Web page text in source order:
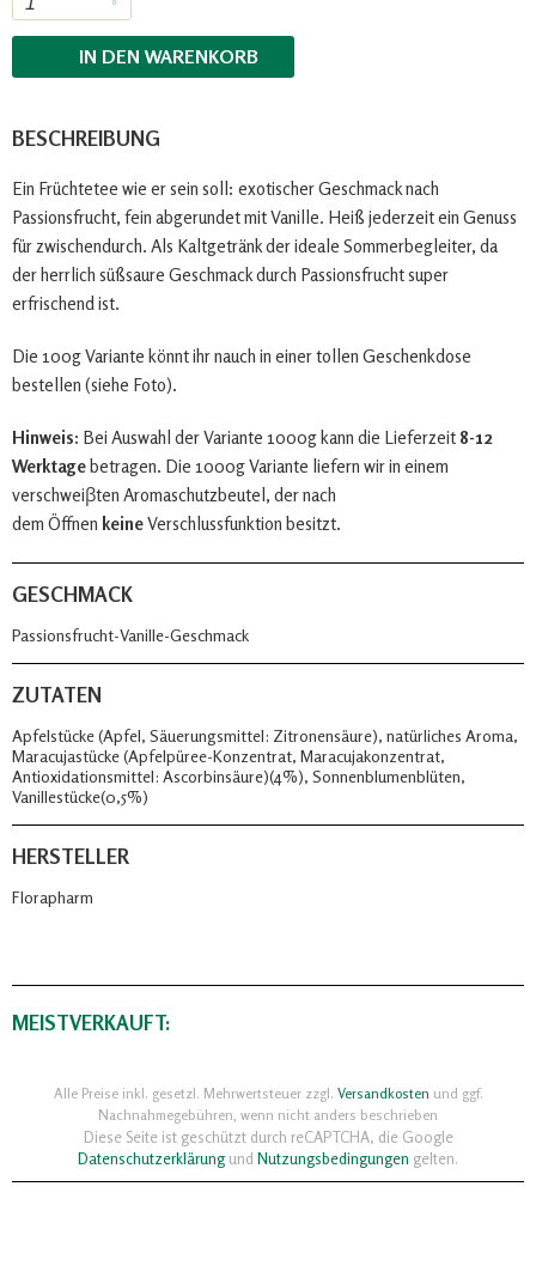
IN DEN WARENKORB
BESCHREIBUNG
Ein Früchtetee wie er sein soll: exotischer Geschmack nach
Passionsfrucht, fein abgerundet mit Vanille. Heiß jederzeit ein Genuss
für zwischendurch. Als Kaltgetränk der ideale Sommerbegleiter, da
der herrlich süßsaure Geschmack durch Passionsfrucht super
erfrischend ist.
Die 100g Variante könnt ihr nauch in einer tollen Geschenkdose
bestellen (siehe Foto).
Hinweis: Bei Auswahl der Variante 1000g kann die Lieferzeit 8-12
Werktagebetragen. Die 1000g Variante liefern wir in einem
verschweiβten Aromaschutzbeutel, der nach
dem Öffnen keineVerschlussfunktion besitzt.
GESCHMACK
Passionsfrucht-Vanille-Geschmack
ZUTATEN
Apfelstücke (Apfel, Säuerungsmittel: Zitronensäure), natürliches Aroma,
Maracujastücke (Apfelpüree-Konzentrat, Maracujakonzentrat,
Antioxidationsmittel: Ascorbinsäure)(4%), Sonnenblumenblüten,
Vanillestücke(0,5%)
HERSTELLER
Florapharm
MEISTVERKAUFT:
Alle Preise inkl. gesetzl. Mehrwertsteuer zzgl. Versandkosten und ggf.
Nachnahmegebühren, wenn nicht anders beschrieben
Diese Seite ist geschützt durch reCAPTCHA, die Google
Datenschutzerklärungund Nutzungsbedingungen gelten.